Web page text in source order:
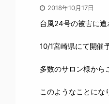
2018年10月17日
台風24号の被害に遭
10/1宮崎県にて開催
多数のサロン様から
このようなことにな